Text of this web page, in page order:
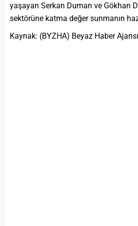
yaşayan Serkan Duman ve Gökhan
sektörüne katma değer sunmanın
Kaynak: (BYZHA) Beyaz Haber Ajansı